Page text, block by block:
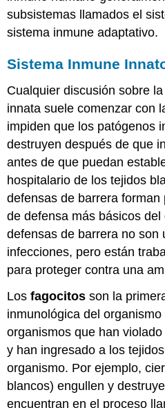
subsistemas llamados el
sistema inmune adaptativo.
Sistema Inmune
Cualquier discusión sobre
innata suele comenzar con
impiden que los patógenos
destruyen después de que
antes de que puedan
hospitalario de los tejidos
defensas de barrera
de defensa más básicos
defensas de barrera no son
infecciones, pero están
para proteger contra una
Losfagocitos son la
inmunológica del
organismos que han
y han ingresado a los
organismo. Por ejemplo,
blancos) engullen y
encuentran en el proceso